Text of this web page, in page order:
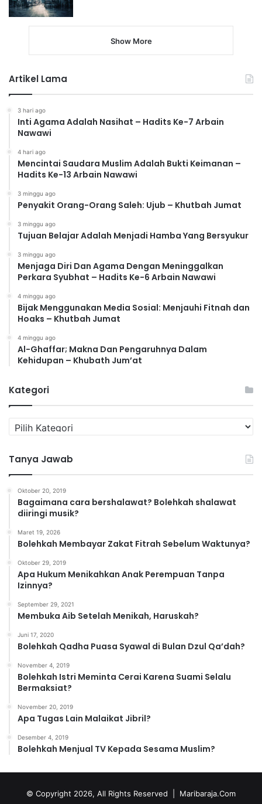
Show More
Artikel Lama
3 hari ago
Inti Agama Adalah Nasihat – Hadits Ke-7 Arbain
Nawawi
4 hari ago
Mencintai Saudara Muslim Adalah Bukti Keimanan –
Hadits Ke-13 Arbain Nawawi
3 minggu ago
Penyakit Orang-Orang Saleh: Ujub – Khutbah Jumat
3 minggu ago
Tujuan Belajar Adalah Menjadi Hamba Yang Bersyukur
3 minggu ago
Menjaga Diri Dan Agama Dengan Meninggalkan
Perkara Syubhat – Hadits Ke-6 Arbain Nawawi
4 minggu ago
Bijak Menggunakan Media Sosial: Menjauhi Fitnah dan
Hoaks – Khutbah Jumat
4 minggu ago
Al-Ghaffar; Makna Dan Pengaruhnya Dalam
Kehidupan – Khubath Jum’at
Kategori
a
e
g
Tanya Jawab
Oktober 20, 2019
Bagaimana cara bershalawat? Bolehkah shalawat
diiringi musik?
Maret 19, 2026
Bolehkah Membayar Zakat Fitrah Sebelum Waktunya?
Oktober 29, 2019
Apa Hukum Menikahkan Anak Perempuan Tanpa
Izinnya?
September 29, 2021
Membuka Aib Setelah Menikah, Haruskah?
Juni 17, 2020
Bolehkah Qadha Puasa Syawal di Bulan Dzul Qa’dah?
November 4, 2019
Bolehkah Istri Meminta Cerai Karena Suami Selalu
Bermaksiat?
November 20, 2019
Apa Tugas Lain Malaikat Jibril?
Desember 4, 2019
Bolehkah Menjual TV Kepada Sesama Muslim?
© Copyright 2026, All Rights Reserved | Maribaraja.Com